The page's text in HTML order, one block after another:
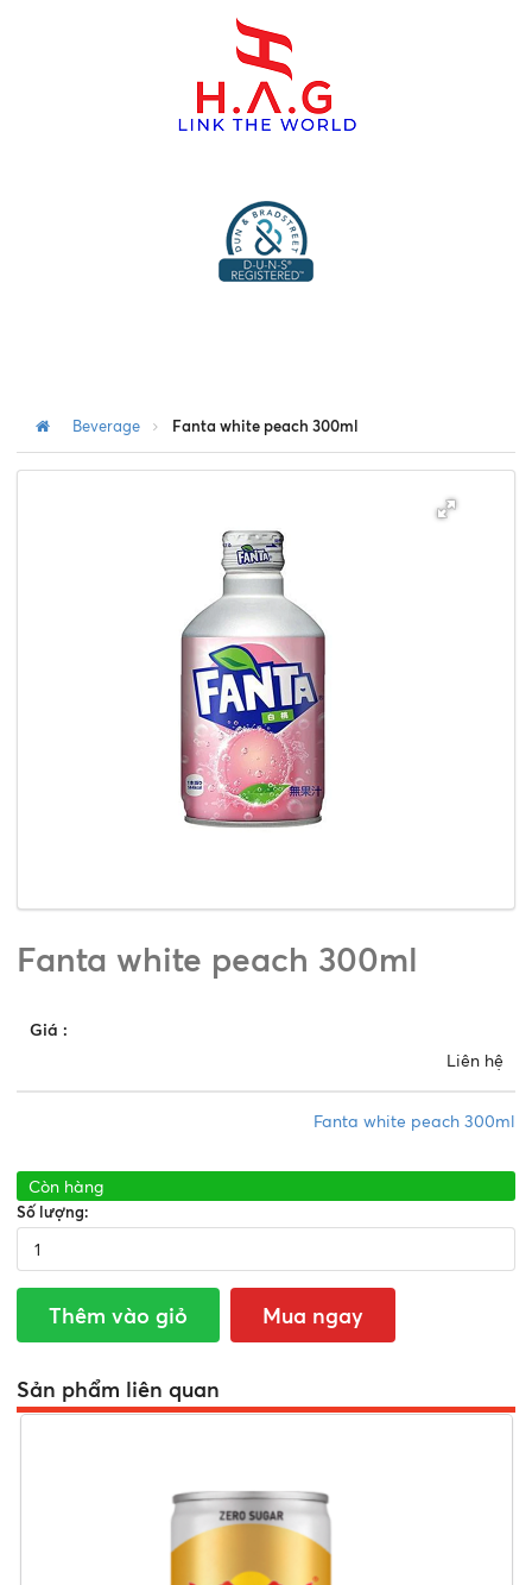
Beverage Fanta white peach 300ml
Fanta white peach 300ml
Giá :
Liên hệ
Fanta white peach 300ml
Còn hàng
Số lượng:
Thêm vào giỏ Mua ngay
Sản phẩm liên quan